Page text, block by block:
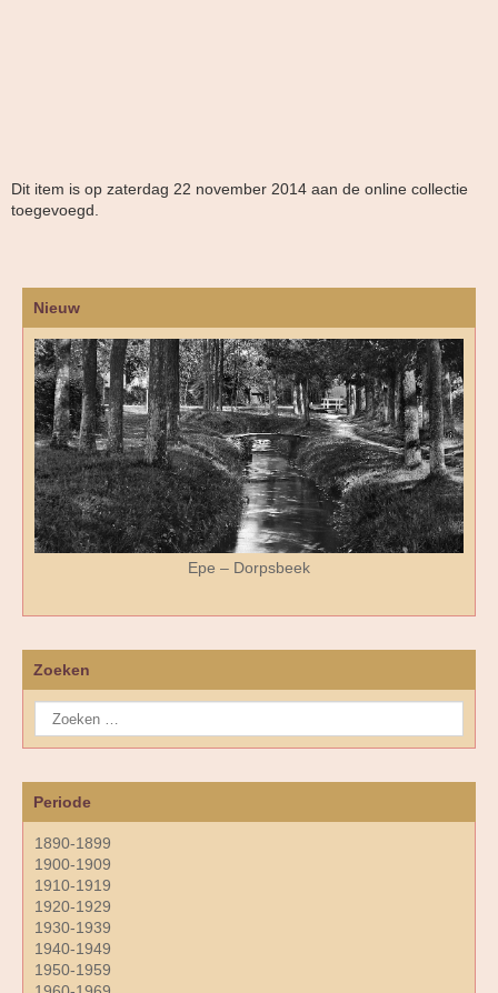
Dit item is op zaterdag 22 november 2014 aan de online collectie
toegevoegd.
Nieuw
Epe – Dorpsbeek
Zoeken
Periode
1890-1899
1900-1909
1910-1919
1920-1929
1930-1939
1940-1949
1950-1959